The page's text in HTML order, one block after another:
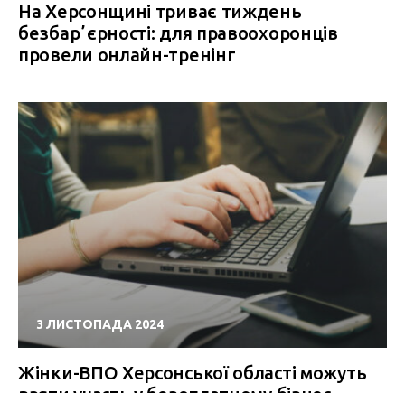
На Херсонщині триває тиждень
безбарʼєрності: для правоохоронців
провели онлайн-тренінг
3 ЛИСТОПАДА 2024
Жінки-ВПО Херсонської області можуть